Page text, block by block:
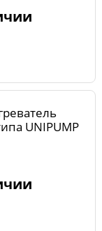
UNIPUMP